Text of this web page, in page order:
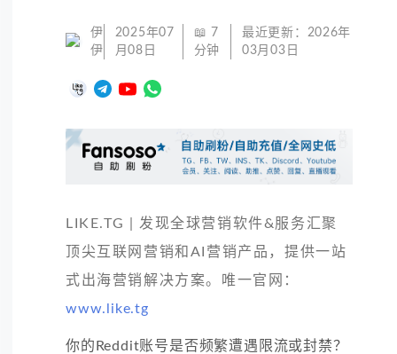
伊
伊
2025年07
月08日
📖 7
分钟
最近更新： 2026年
03月03日
LIKE.TG | 发现全球营销软件&服务汇聚
顶尖互联网营销和AI营销产品，提供一站
式出海营销解决方案。唯一官网：
www.like.tg
你的Reddit账号是否频繁遭遇限流或封禁？